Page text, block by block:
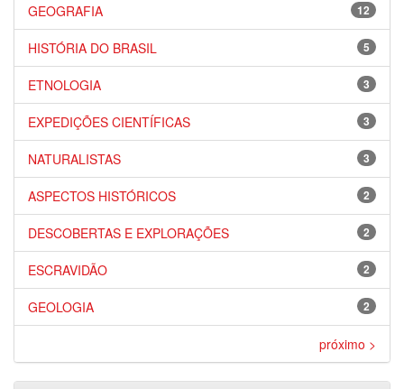
12
GEOGRAFIA
5
HISTÓRIA DO BRASIL
3
ETNOLOGIA
3
EXPEDIÇÕES CIENTÍFICAS
3
NATURALISTAS
2
ASPECTOS HISTÓRICOS
2
DESCOBERTAS E EXPLORAÇÕES
2
ESCRAVIDÃO
2
GEOLOGIA
próximo >